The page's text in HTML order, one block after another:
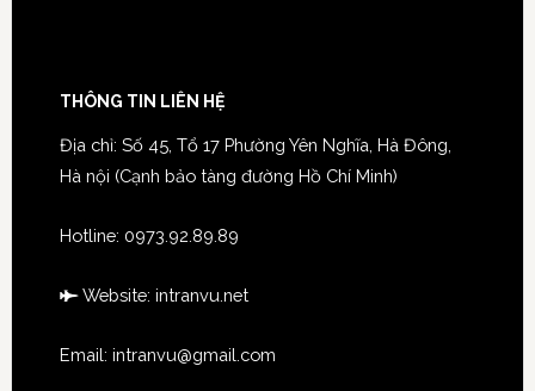
THÔNG TIN LIÊN HỆ
Địa chỉ: Số 45, Tổ 17 Phường Yên Nghĩa, Hà Đông,
Hà nội (Cạnh bảo tàng đường Hồ Chí Minh)
Hotline: 0973.92.89.89
Website: intranvu.net
Email: intranvu@gmail.com